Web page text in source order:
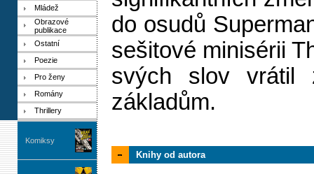
Mládež
Obrazové
publikace
Ostatní
Poezie
Pro ženy
Romány
Thrillery
Komiksy
do osudů
sešitové minisérii
svých slov vrátil
základům.
Knihy od autora